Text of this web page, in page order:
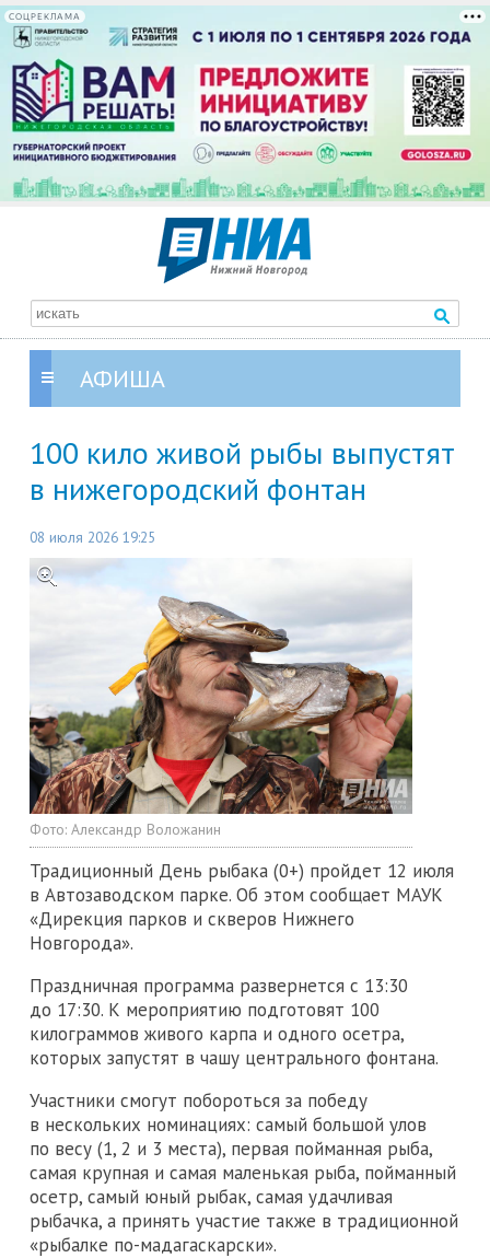
СОЦРЕКЛАМА
АФИША
100 кило живой рыбы выпустят
в нижегородский фонтан
08 июля 2026 19:25
Фото: Александр Воложанин
Традиционный День рыбака (0+) пройдет 12 июля
в Автозаводском парке. Об этом сообщает МАУК
«Дирекция парков и скверов Нижнего
Новгорода».
Праздничная программа развернется с 13:30
до 17:30. К мероприятию подготовят 100
килограммов живого карпа и одного осетра,
которых запустят в чашу центрального фонтана.
Участники смогут побороться за победу
в нескольких номинациях: самый большой улов
по весу (1, 2 и 3 места), первая пойманная рыба,
самая крупная и самая маленькая рыба, пойманный
осетр, самый юный рыбак, самая удачливая
рыбачка, а принять участие также в традиционной
«рыбалке по-мадагаскарски».